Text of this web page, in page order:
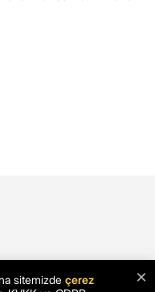
×
sitemizde çerez